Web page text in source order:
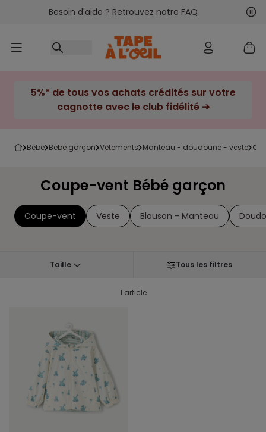
Accéder au contenu
Besoin d'aide ? Retrouvez notre FAQ
5%* de tous vos achats crédités sur votre
cagnotte avec le club fidélité ➔
bébé bébé garçon vêtements manteau - doudoune - veste
Coupe-vent Bébé garçon
Coupe-vent Veste Blouson - Manteau
Taille Tous les filtres
1 article